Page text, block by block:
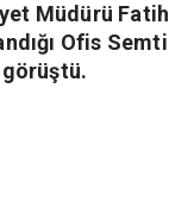
Müdürü
Ofis